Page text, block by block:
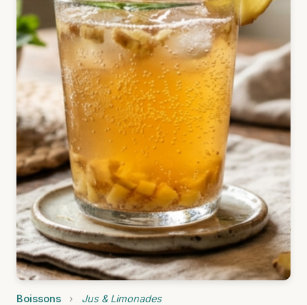
Boissons › Jus & Limonades